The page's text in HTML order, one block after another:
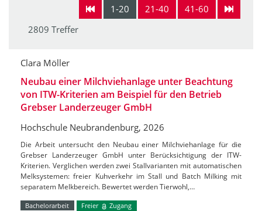
1-20 21-40
41-60
2809 Treffer
Clara Möller
Neubau einer Milchviehanlage unter Beachtung
von ITW-Kriterien am Beispiel für den Betrieb
Grebser Landerzeuger GmbH
Hochschule Neubrandenburg, 2026
Die Arbeit untersucht den Neubau einer Milchviehanlage für die
Grebser Landerzeuger GmbH unter Berücksichtigung der ITW-
Kriterien. Verglichen werden zwei Stallvarianten mit automatischen
Melksystemen: freier Kuhverkehr im Stall und Batch Milking mit
separatem Melkbereich. Bewertet werden Tierwohl,…
Bachelorarbeit Freier Zugang